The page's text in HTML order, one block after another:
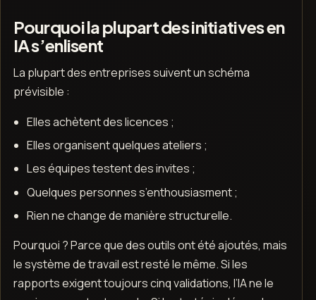
Pourquoi la plupart des initiatives en
IA s’enlisent
La plupart des entreprises suivent un schéma
prévisible :
Elles achètent des licences ;
Elles organisent quelques ateliers ;
Les équipes testent des invites ;
Quelques personnes s’enthousiasment ;
Rien ne change de manière structurelle.
Pourquoi ? Parce que des outils ont été ajoutés, mais
le système de travail est resté le même. Si les
rapports exigent toujours cinq validations, l’IA ne le